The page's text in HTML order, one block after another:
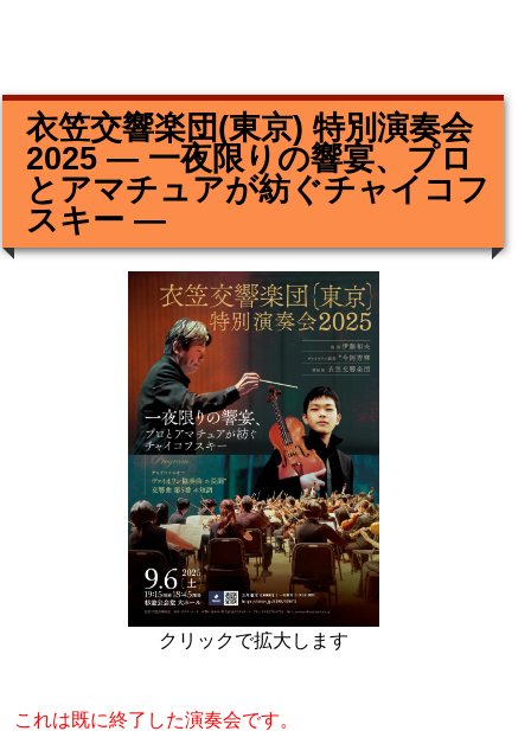
衣笠交響楽団(東京) 特別演奏会
2025 ― 一夜限りの響宴、プロ
とアマチュアが紡ぐチャイコフ
スキー ―
クリックで拡大します
これは既に終了した演奏会です。